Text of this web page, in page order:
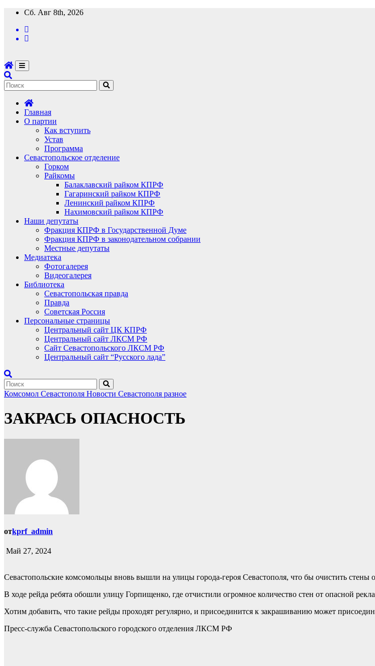
Перейти
содержимому
Сб. Авг 8th, 2026
Главная
О партии
Как вступить
Устав
Программа
Севастопольское отделение
Горком
Райкомы
Балаклавский райком КПРФ
Гагаринский райком КПРФ
Ленинский райком КПРФ
Нахимовский райком КПРФ
Наши депутаты
Фракция КПРФ в Государственной Думе
Фракция КПРФ в законодательном собрании
Местные депутаты
Медиатека
Фотогалерея
Видеогалерея
Библиотека
Севастопольская правда
Правда
Советская Россия
Персональные страницы
Центральный сайт ЦК КПРФ
Центральный сайт ЛКСМ РФ
Сайт Севастопольского ЛКСМ РФ
Центральный сайт “Русского лада”
Комсомол Севастополя Новости Севастополя разное
ЗАКРАСЬ ОПАСНОСТЬ
отkprf_admin
Май 27, 2024
Севастопольские комсомольцы вновь вышли на улицы города-героя Севастополя, что бы очистить стены
В ходе рейда ребята обошли улицу Горпищенко, где отчистили огромное количество стен от опасной
Хотим добавить, что такие рейды проходят регулярно, и присоединится к закрашиванию может
Пресс-служба Севастопольского городского отделения ЛКСМ РФ